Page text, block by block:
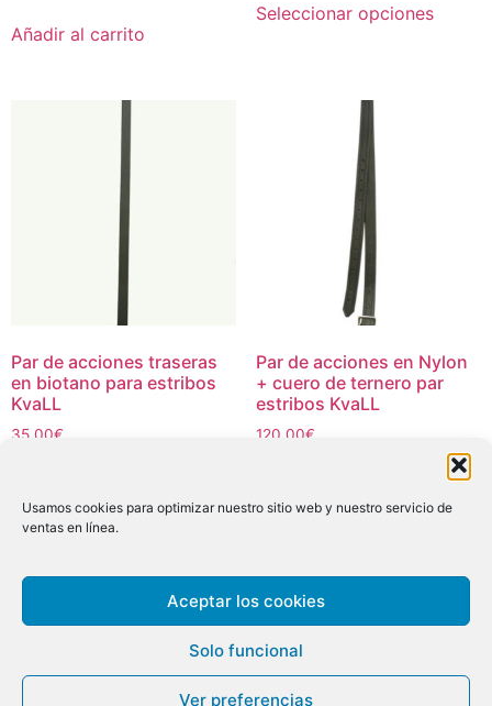
Usamos cookies para optimizar nuestro sitio web y nuestro servicio de
ventas en línea.
Aceptar los cookies
Solo funcional
Ver preferencias
Añadir al carrito
Seleccionar opciones
Par de acciones traseras
en biotano para estribos
KvaLL
35,00€
Par de acciones en Nylon
+ cuero de ternero par
estribos KvaLL
120,00€
À propos
Contact
Conditions Générales de Vente
Politique de cookies (UE)
Cookie policy